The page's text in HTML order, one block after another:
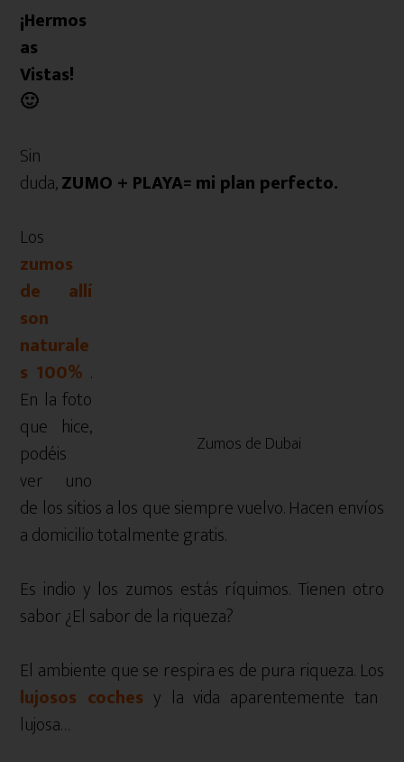
¡Hermos
as
Vistas!
🙂
Sin
duda,ZUMO + PLAYA= mi plan perfecto.
Zumos de Dubai
Los
zumos
de allí
son
naturale
s 100% .
En la foto
que hice,
podéis
ver uno
de los sitios a los que siempre vuelvo. Hacen envíos
a domicilio totalmente gratis.
Es indio y los zumos estás ríquimos. Tienen otro
sabor ¿El sabor de la riqueza?
El ambiente que se respira es de pura riqueza. Los
lujosos coches y la vida aparentemente tan
lujosa…